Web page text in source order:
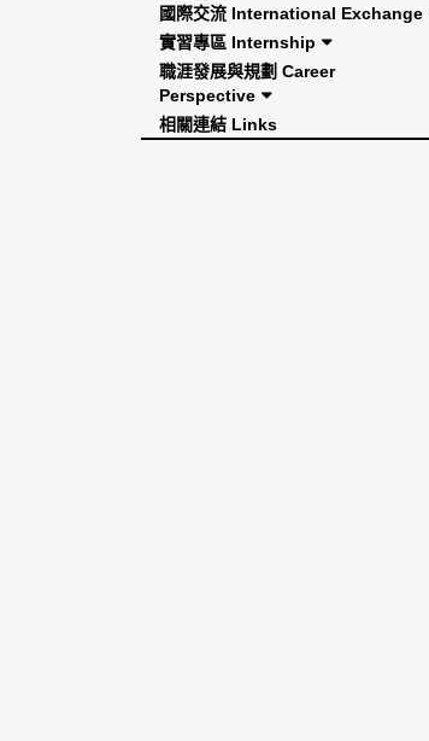
國際交流 International Exchange
實習專區 Internship
職涯發展與規劃 Career
Perspective
相關連結 Links